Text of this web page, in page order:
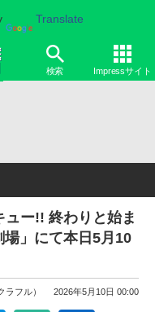
Translate
検索 Impressサイト
ュー!! 終わりと始ま
場」にて本日5月10
ラフル） 2026年5月10日 00:00